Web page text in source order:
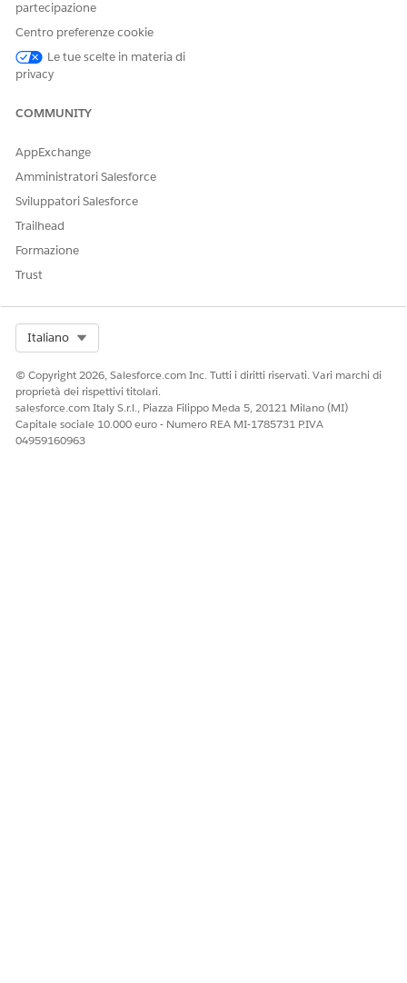
Tipo di azione di riferimento
Questa azione esegue uno o
più modelli di prompt?
QUESTO ARTICOLO HA RISOLTO IL PROBLEMA?
Facci sapere, così possiamo migliorare!
partecipazione
Centro preferenze cookie
Le tue scelte in materia di
privacy
COMMUNITY
AppExchange
Amministratori Salesforce
Sviluppatori Salesforce
Trailhead
Formazione
Trust
Italiano
© Copyright 2026, Salesforce.com Inc. Tutti i diritti riservati. Vari marchi di
proprietà dei rispettivi titolari.
salesforce.com Italy S.r.l., Piazza Filippo Meda 5, 20121 Milano (MI)
Capitale sociale 10.000 euro - Numero REA MI-1785731 P.IVA
04959160963